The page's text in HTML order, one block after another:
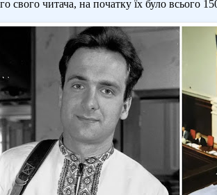
свого читача, на початку їх було всього